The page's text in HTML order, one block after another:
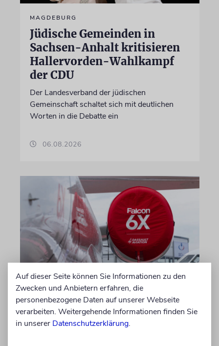
MAGDEBURG
Jüdische Gemeinden in
Sachsen-Anhalt kritisieren
Hallervorden-Wahlkampf
der CDU
Der Landesverband der jüdischen
Gemeinschaft schaltet sich mit deutlichen
Worten in die Debatte ein
06.08.2026
DUBLIN
Wegen Israel-Boykott:
Irisches Regierungsflugzeug
kann nicht mehr im Nebel
Auf dieser Seite können Sie Informationen zu den
Zwecken und Anbietern erfahren, die
personenbezogene Daten auf unserer Webseite
verarbeiten. Weitergehende Informationen finden Sie
in unserer Datenschutzerklärung.